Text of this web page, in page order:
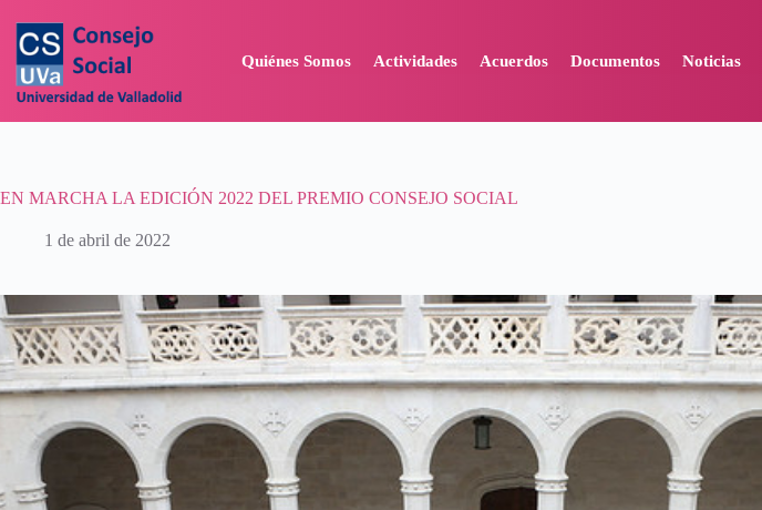
Quiénes Somos Actividades Acuerdos Documentos Noticias
EN MARCHA LA EDICIÓN 2022 DEL PREMIO CONSEJO SOCIAL
1 de abril de 2022